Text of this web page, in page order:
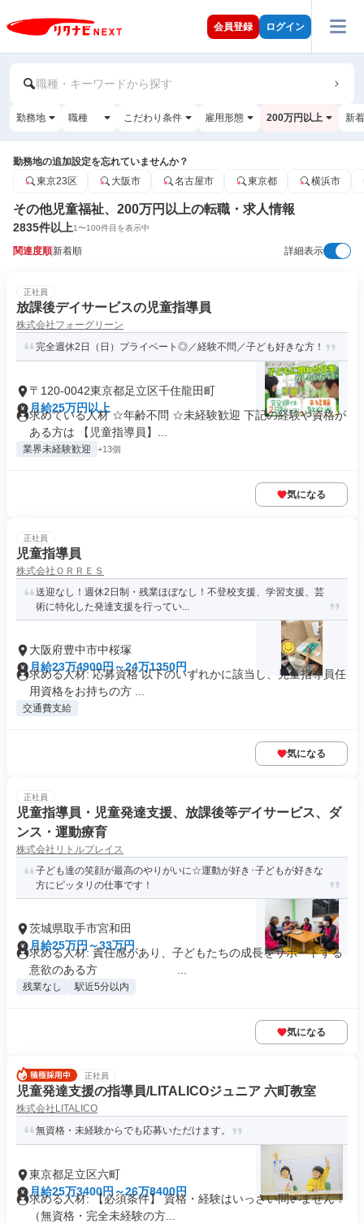
会員登録 ログイン
職種・キーワードから探す
勤務地 職種 こだわり条件 雇用形態 200万円以上 新
勤務地の追加設定を忘れていませんか？
東京23区
大阪市 名古屋市 東京都 横浜市
その他児童福祉、200万円以上の転職・求人情報
2835件以上1〜100件目を表示中
関連度順新着順 詳細表示
正社員
放課後デイサービスの児童指導員
株式会社フォーグリーン
完全週休2日（日）プライベート◎／経験不問／子ども好きな方！
〒120-0042東京都足立区千住龍田町
月給25万円以上
求めている人材 ☆年齢不問 ☆未経験歓迎 下記の経験や資格が
ある方は 【児童指導員】...
業界未経験歓迎 +13個
気になる
正社員
児童指導員
株式会社ＯＲＲＥＳ
送迎なし！週休2日制・残業ほぼなし！不登校支援、学習支援、芸
術に特化した発達支援を行ってい...
大阪府豊中市中桜塚
月給23万4900円～24万1350円
求める人材: 応募資格 以下のいずれかに該当し、児童指導員任
用資格をお持ちの方 ...
交通費支給
気になる
正社員
児童指導員・児童発達支援、放課後等デイサービス、ダ
ンス・運動療育
株式会社リトルプレイス
子ども達の笑顔が最高のやりがいに☆運動が好き･子どもが好きな
方にピッタリの仕事です！
茨城県取手市宮和田
月給25万円～33万円
求める人材: 責任感があり、子どもたちの成長をサポートする
意欲のある方 ...
残業なし 駅近5分以内
気になる
正社員
児童発達支援の指導員/LITALICOジュニア 六町教室
株式会社LITALICO
無資格・未経験からでも応募いただけます。
東京都足立区六町
月給25万3400円～26万8400円
求める人材: 【必須条件】 資格・経験はいっさい問いません！
（無資格・完全未経験の方...